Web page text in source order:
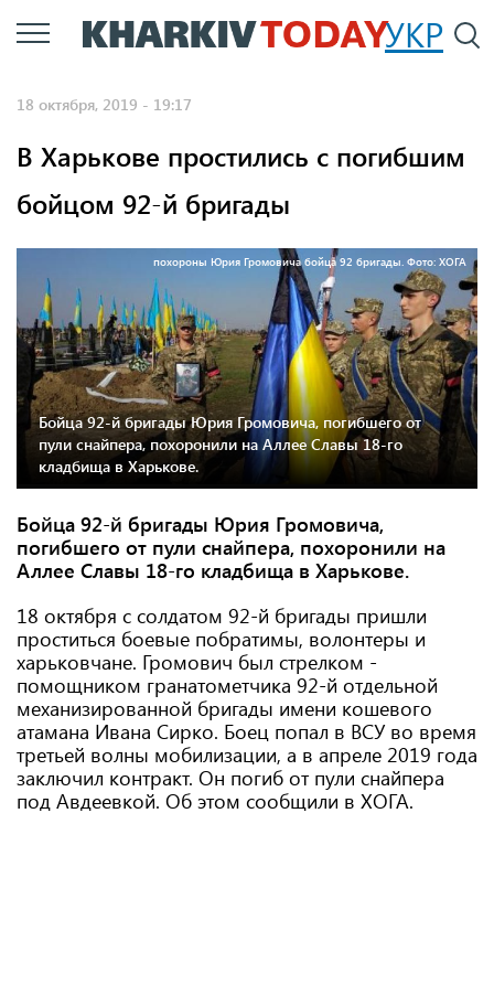
Перейти
к
УКР
18 октября, 2019 - 19:17
В Харькове простились с погибшим
бойцом 92-й бригады
похороны Юрия Громовича бойца 92 бригады. Фото: ХОГА
Бойца 92-й бригады Юрия Громовича, погибшего от
пули снайпера, похоронили на Аллее Славы 18-го
кладбища в Харькове.
Бойца 92-й бригады Юрия Громовича,
погибшего от пули снайпера, похоронили на
Аллее Славы 18-го кладбища в Харькове.
18 октября с солдатом 92-й бригады пришли
проститься боевые побратимы, волонтеры и
харьковчане. Громович был стрелком -
помощником гранатометчика 92-й отдельной
механизированной бригады имени кошевого
атамана Ивана Сирко. Боец попал в ВСУ во время
третьей волны мобилизации, а в апреле 2019 года
заключил контракт. Он погиб от пули снайпера
под Авдеевкой. Об этом сообщили в ХОГА.